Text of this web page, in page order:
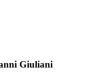
Giuliani